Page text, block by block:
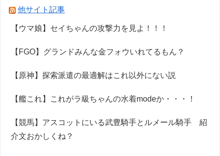
他サイト記事
【ウマ娘】セイちゃんの攻撃力を見よ！！！
【FGO】グランドみんな金フォウいれてるもん？
【原神】探索派遣の最適解はこれ以外にない説
【艦これ】これがラ級ちゃんの水着modeか・・・！
【競馬】アスコットにいる武豊騎手とルメール騎手 紹
介文おかしくね？